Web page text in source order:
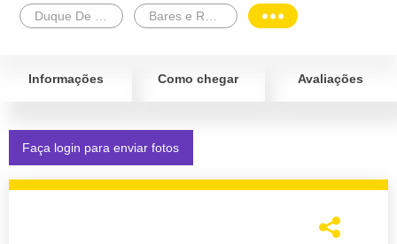
Informações Como chegar Avaliações
Faça login para enviar fotos